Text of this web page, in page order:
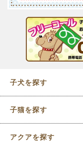
子犬を探す
子猫を探す
アクアを探す